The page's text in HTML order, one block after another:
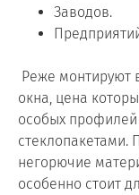
Заводов.
Реже монтируют
окна, цена
особых
стеклопакетами.
негорючие
особенно стоит